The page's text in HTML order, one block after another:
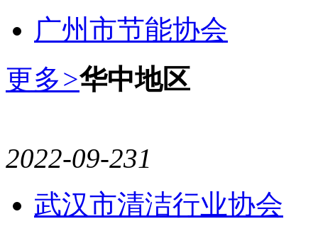
广州市节能协会
更多>华中地区
2022-09-231
武汉市清洁行业协会